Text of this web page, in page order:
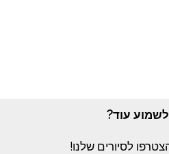
לשמוע עוד?
לסיורים שלנו!